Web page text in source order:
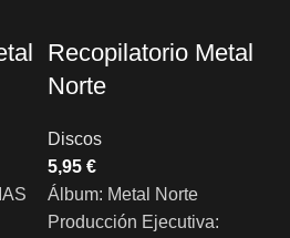
Recopilatorio Metal
Norte
Discos
€
Álbum: Metal Norte
Producción Ejecutiva: